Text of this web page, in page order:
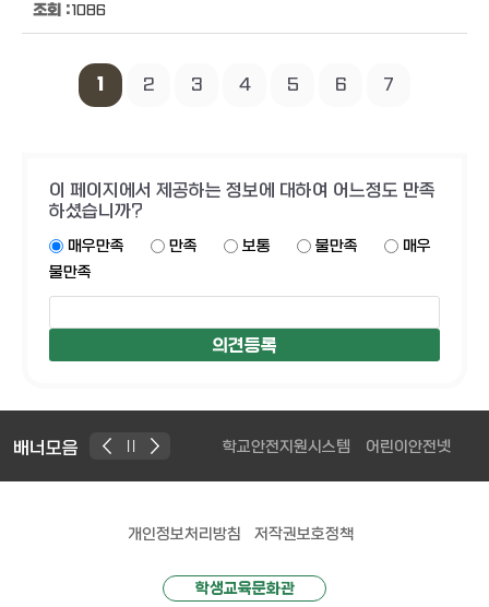
1086
1 2 3 4 5 6 7
이 페이지에서 제공하는 정보에 대하여 어느정도 만족
하셨습니까?
매우만족 만족 보통 불만족
매우
불만족
배너모음 학교안전지원시스템 어린이안전넷
개인정보처리방침 저작권보호정책
학생교육문화관